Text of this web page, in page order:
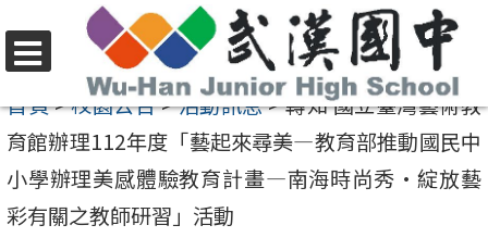
至
要
內
容
選
單
首頁>校園公告>活動訊息>轉知 國立臺灣藝術教
育館辦理112年度「藝起來尋美―教育部推動國民中
小學辦理美感體驗教育計畫―南海時尚秀·綻放藝
彩有關之教師研習」活動